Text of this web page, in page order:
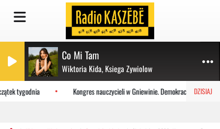
Co Mi Tam
Wiktoria Kida, Ksiega Zywiolow
DZISIAJ
tygodnia Kongres nauczycieli w Gniewinie. Demokracja i szacunek